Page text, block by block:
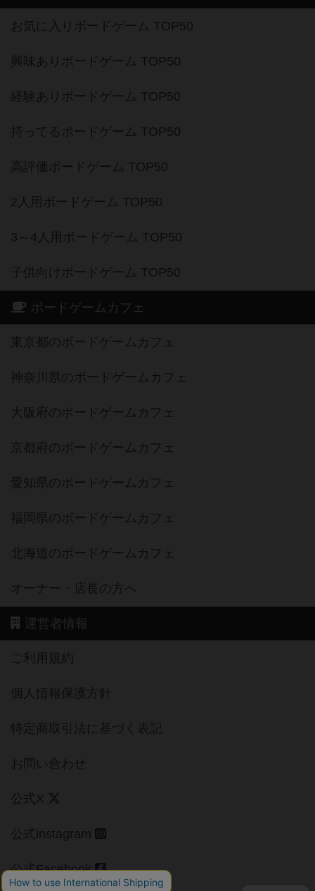
お気に入りボードゲーム TOP50
興味ありボードゲーム TOP50
経験ありボードゲーム TOP50
持ってるボードゲーム TOP50
高評価ボードゲーム TOP50
2人用ボードゲーム TOP50
3～4人用ボードゲーム TOP50
子供向けボードゲーム TOP50
ボードゲームカフェ
東京都のボードゲームカフェ
神奈川県のボードゲームカフェ
大阪府のボードゲームカフェ
京都府のボードゲームカフェ
愛知県のボードゲームカフェ
福岡県のボードゲームカフェ
北海道のボードゲームカフェ
オーナー・店長の方へ
運営者情報
ご利用規約
個人情報保護方針
特定商取引法に基づく表記
お問い合わせ
公式X
公式instagram
公式Facebook